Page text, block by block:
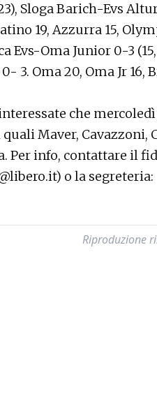
Sloga Barich-Evs
19, Azzurra 15,
Evs-Oma Junior 0-3 (15,
3. Oma 20, Oma Jr 16,
che
Maver, Cavazzoni,
Per info, contattare il
o la segreteria:
Riproduzione